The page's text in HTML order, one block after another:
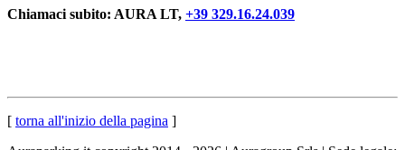
Chiamaci subito: AURA LT, +39 329.16.24.039
[ torna all'inizio della pagina ]